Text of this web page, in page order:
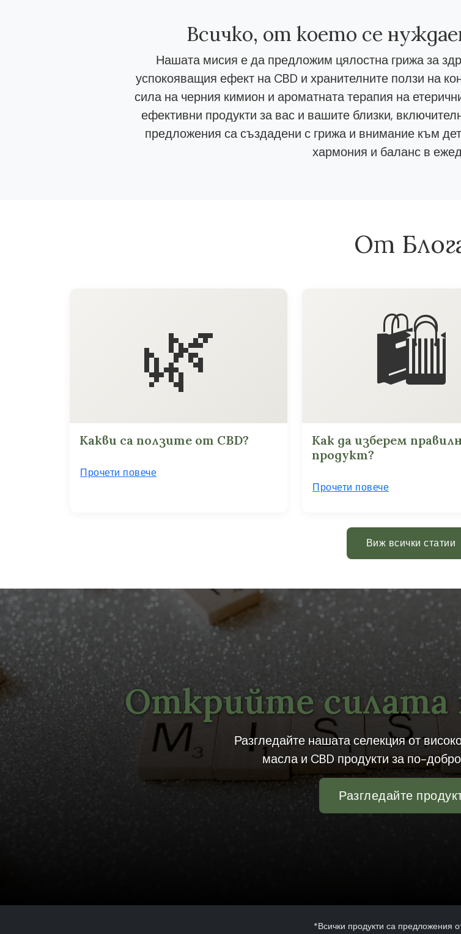
Всичко, от което се
Нашата мисия е да предложим цялостна грижа за
успокояващия ефект на CBD и хранителните ползи на
сила на черния кимион и ароматната терапия на
ефективни продукти за вас и вашите близки,
предложения са създадени с грижа и внимание към
хармония и баланс в
От
🌿
Какви са ползите от CBD?
Прочети повече
🛍️
Как да изберем
продукт?
Прочети повече
Виж всички статии
Открийте силата
Разгледайте нашата селекция от
масла и CBD продукти за по-
Разгледайте
*Всички продукти са предложения